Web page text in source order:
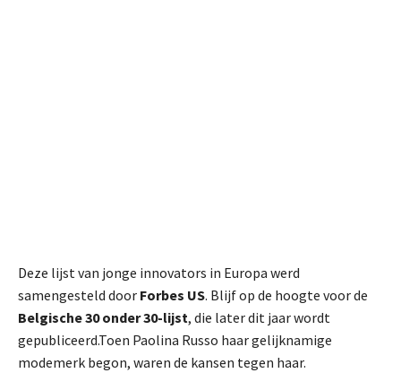
Deze lijst van jonge innovators in Europa werd
samengesteld door Forbes US. Blijf op de hoogte voor de
Belgische 30 onder 30-lijst, die later dit jaar wordt
gepubliceerd.Toen Paolina Russo haar gelijknamige
modemerk begon, waren de kansen tegen haar.